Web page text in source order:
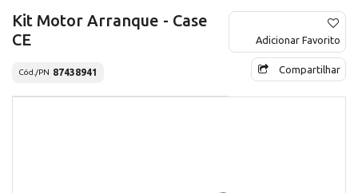
Kit Motor Arranque - Case
CE
Cód./PN 87438941
Adicionar Favorito
Compartilhar